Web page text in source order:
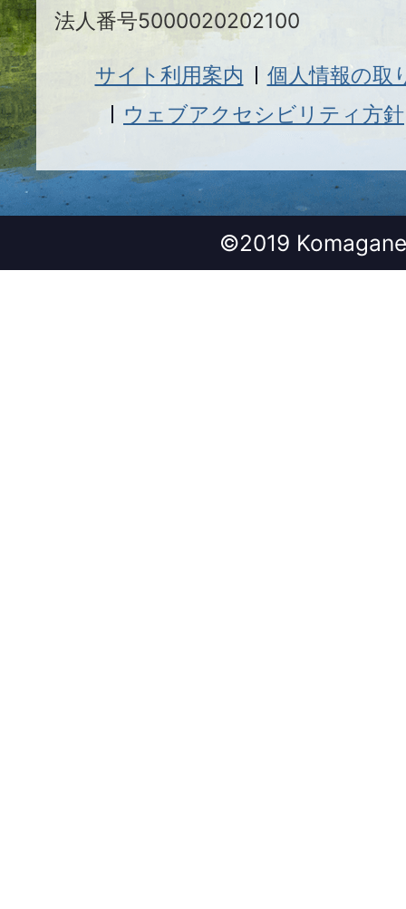
法人番号5000020202100
サイト利用案内
個人情報の取
ウェブアクセシビリティ方針
©2019